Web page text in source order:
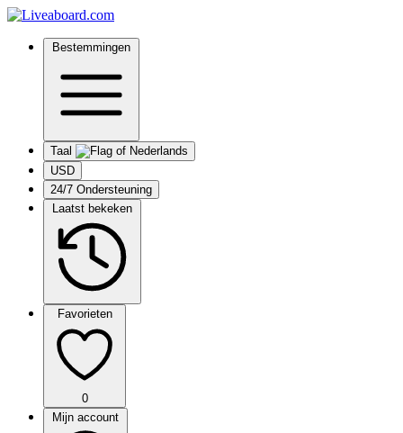
Bestemmingen
Taal
USD
24/7 Ondersteuning
Laatst bekeken
Favorieten
0
Mijn account